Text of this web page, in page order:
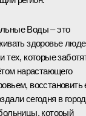
Воды – это
здоровье
тех, которые
нарастающего
восстановить
сегодня в
который